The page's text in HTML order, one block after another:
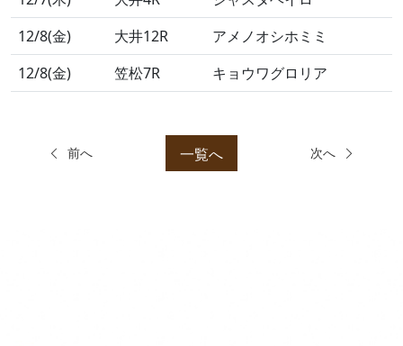
12/8(金)
大井12R
アメノオシホミミ
12/8(金)
笠松7R キョウワグロリア
前へ 一覧へ 次へ